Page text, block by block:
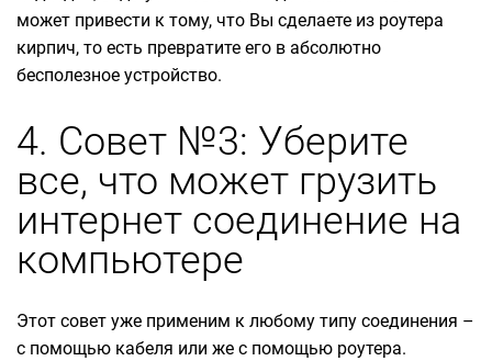
может привести к тому, что Вы сделаете из роутера
кирпич, то есть превратите его в абсолютно
бесполезное устройство.
4. Совет №3: Уберите
все, что может грузить
интернет соединение на
компьютере
Этот совет уже применим к любому типу соединения –
с помощью кабеля или же с помощью роутера.